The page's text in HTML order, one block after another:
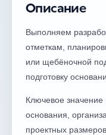
Описание
Выполняем
отметкам,
или щебёночной
подготовку
Ключевое значение
основания,
проектных